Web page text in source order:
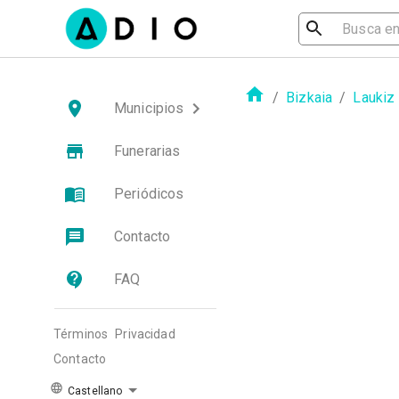
Municipios
Funerarias
Periódicos
Contacto
FAQ
Términos
Privacidad
Contacto
Castellano
/ Bizkaia / Laukiz